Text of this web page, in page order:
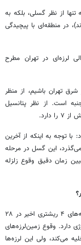
از نظر گسلی، بلکه به
در منطقه‌ای با پیچیدگی
لرزه‌ای در تهران مطرح
تهران باشیم، از منظر
است. از نظر پتانسیل
با توجه به اینکه از آخرین
گسل (۱۸۳۰ میلادی) حدود ۱۹۶ سال می‌گذرد، این گسل در مرحله
زمان دقیق وقوع زلزله
زارع در تحلیل لرزه‌های شب گذشته گفت: وقوع زلزله‌های ۴ ریشتری اخیر در ۲۸
انرژی دارد. وقوع زمین‌لرزه‌های
می‌کند، ولی این لرزه‌ها